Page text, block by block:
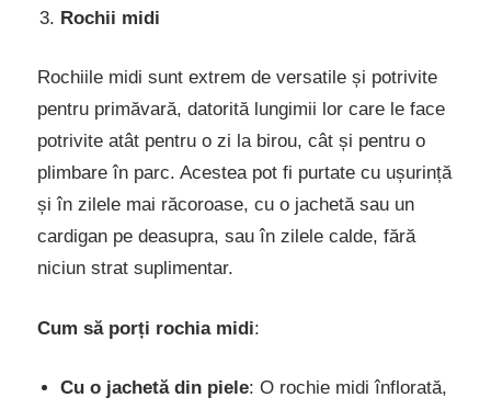
Rochii midi
Rochiile midi sunt extrem de versatile și potrivite
pentru primăvară, datorită lungimii lor care le face
potrivite atât pentru o zi la birou, cât și pentru o
plimbare în parc. Acestea pot fi purtate cu ușurință
și în zilele mai răcoroase, cu o jachetă sau un
cardigan pe deasupra, sau în zilele calde, fără
niciun strat suplimentar.
Cum să porți rochia midi:
Cu o jachetă din piele: O rochie midi înflorată,